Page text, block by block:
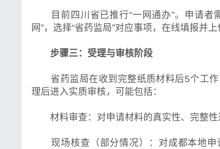
目前四川省已推行“一网通办”。申请者
网”，选择“省药监局”对应事项，在线填报并
步骤三：受理与审核阶段
省药监局在收到完整纸质材料后5个工作
理后进入实质审核，可能包括：
材料审查：对申请材料的真实性、完整性
现场核查（部分情况）：对成都本地申